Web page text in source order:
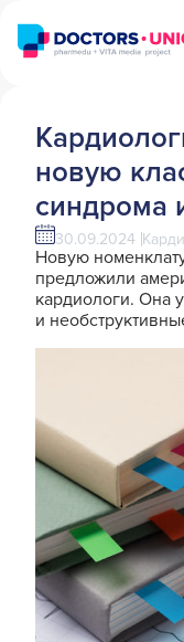
новую
синдрома
30.09.2024
Новую
предложили
кардиологи. Она
и